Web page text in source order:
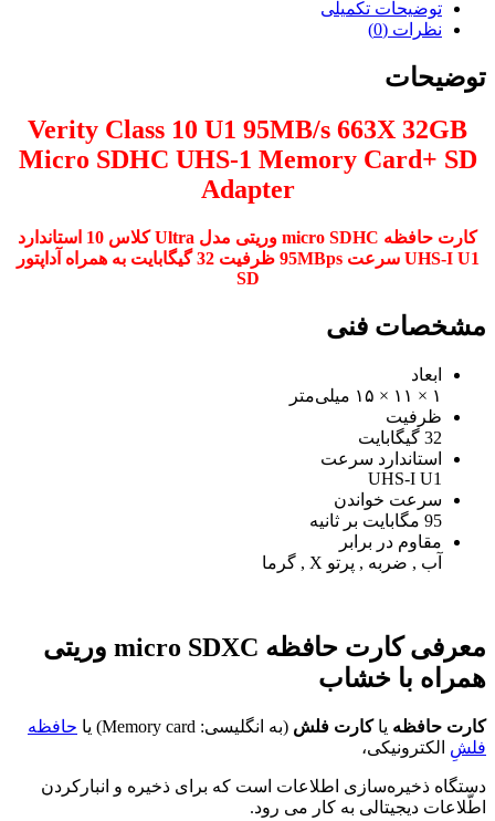
توضیحات تکمیلی
نظرات (0)
توضیحات
Verity Class 10 U1 95MB/s 663X 32GB
Micro SDHC UHS-1 Memory Card+ SD
Adapter
کارت حافظه micro SDHC وریتی مدل Ultra کلاس 10 استاندارد
UHS-I U1 سرعت 95MBps ظرفیت 32 گیگابایت به همراه آداپتور
SD
مشخصات فنی
ابعاد
۱ × ۱۱ × ۱۵ میلی‌متر
ظرفیت
32 گیگابایت
استاندارد سرعت
UHS-I U1
سرعت خواندن
95 مگابایت بر ثانیه
مقاوم در برابر
آب , ضربه , پرتو X , گرما
معرفی کارت حافظه micro SDXC وریتی
همراه با خشاب
کارت حافظه یاکارت فلش (به انگلیسی: Memory card) یا حافظه
فلش ِ الکترونیکی،
دستگاه ذخیره‌سازی اطلاعات است که برای ذخیره و انبارکردن
اطّلاعات دیجیتالی به کار می رود.